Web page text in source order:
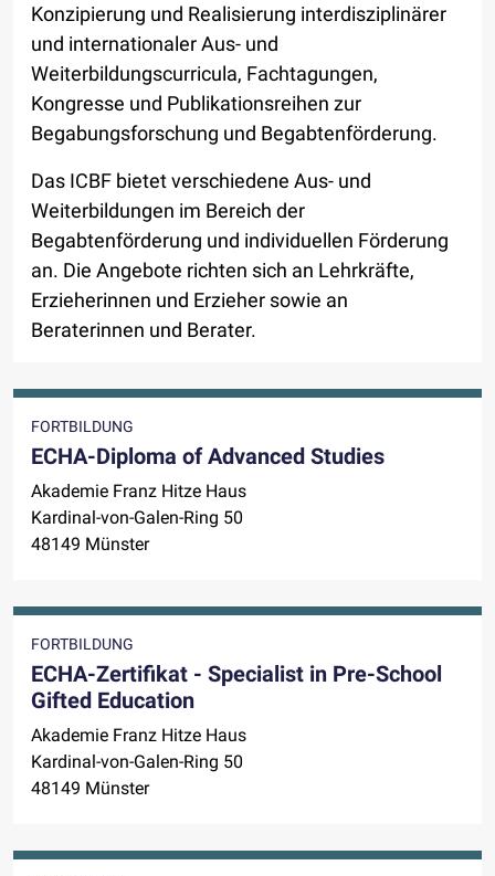
Konzipierung und Realisierung interdisziplinärer
und internationaler Aus- und
Weiterbildungscurricula, Fachtagungen,
Kongresse und Publikationsreihen zur
Begabungsforschung und Begabtenförderung.
Das ICBF bietet verschiedene Aus- und
Weiterbildungen im Bereich der
Begabtenförderung und individuellen Förderung
an. Die Angebote richten sich an Lehrkräfte,
Erzieherinnen und Erzieher sowie an
Beraterinnen und Berater.
FORTBILDUNG
ECHA-Diploma of Advanced Studies
Akademie Franz Hitze Haus
Kardinal-von-Galen-Ring 50
48149 Münster
FORTBILDUNG
ECHA-Zertifikat - Specialist in Pre-School
Gifted Education
Akademie Franz Hitze Haus
Kardinal-von-Galen-Ring 50
48149 Münster